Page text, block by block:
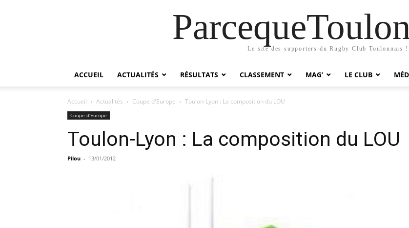
Le site des supporters du Rugby Club Toulonnais !
ACCUEIL ACTUALITÉS RÉSULTATS CLASSEMENT MAG’ LE CLUB
Accueil Actualités Coupe d'Europe Toulon-Lyon : La composition du LOU
Coupe d'Europe
Toulon-Lyon : La composition du LOU
Pilou - 13/01/2012